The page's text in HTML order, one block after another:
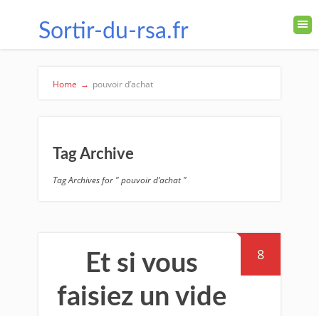
Sortir-du-rsa.fr
Home → pouvoir d’achat
Tag Archive
Tag Archives for " pouvoir d’achat "
8
Et si vous
faisiez un vide